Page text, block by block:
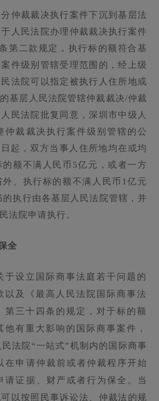
仲裁裁决执行案件下沉到基层法
人民法院办理仲裁裁决执行案件
第二款规定，执行标的额符合基
件级别管辖受理范围的，经上级
法院可以指定被执行人住所地或
基层人民法院管辖仲裁裁决/仲裁
民法院批复同意，深圳市中级人
仲裁裁决执行案件级别管辖的公
起，双方当事人住所地均在或均
额不满人民币5亿元，或者一方
、执行标的额不满人民币1亿元
执行由各基层人民法院管辖，并
法院申请执行。
全
于设立国际商事法庭若干问题的
以及《最高人民法院国际商事法
第三十四条的规定，对于标的额
他有重大影响的国际商事案件，
法院“一站式”机制内的国际商事
在申请仲裁前或者仲裁程序开始
请证据、财产或者行为保全。当
以按照民事诉讼法、仲裁法的规